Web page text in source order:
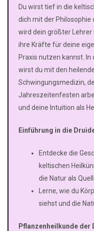
Du wirst tief in die
dich mit der Philosophie
wird dein größter Lehrer
ihre Kräfte für deine
Praxis nutzen kannst.
wirst du mit den
Schwingungsmedizin,
Jahreszeitenfesten
und deine Intuition als
Einführung in die
Entdecke die
keltischen
die Natur als
Lerne, wie du
siehst und die
Pflanzenheilkunde der